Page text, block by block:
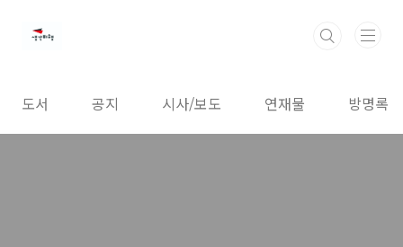
도서 공지 시사/보도 연재물 방명록